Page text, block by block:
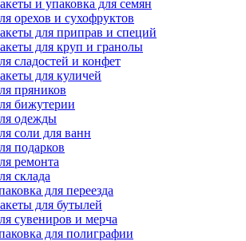
и упаковка для семян
орехов и сухофруктов
для приправ и специй
для круп и гранолы
сладостей и конфет
для куличей
пряников
бижутерии
одежды
соли для ванн
подарков
ремонта
склада
для переезда
для бутылей
сувениров и мерча
для полиграфии